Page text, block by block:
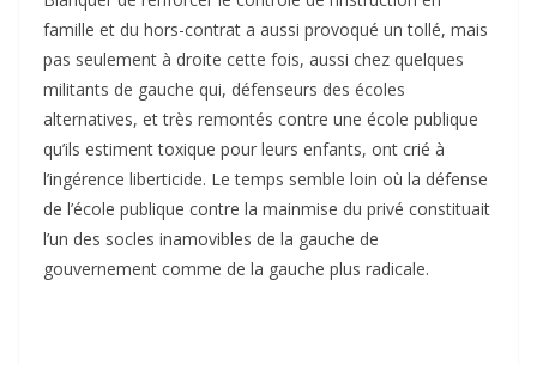
famille et du hors-contrat a aussi provoqué un tollé, mais
pas seulement à droite cette fois, aussi chez quelques
militants de gauche qui, défenseurs des écoles
alternatives, et très remontés contre une école publique
qu’ils estiment toxique pour leurs enfants, ont crié à
l’ingérence liberticide. Le temps semble loin où la défense
de l’école publique contre la mainmise du privé constituait
l’un des socles inamovibles de la gauche de
gouvernement comme de la gauche plus radicale.